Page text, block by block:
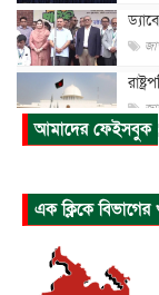
আমাদের ফেইসবুক
এক ক্লিকে বিভাগের